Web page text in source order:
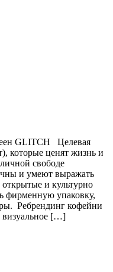
GLITCH Целевая
которые ценят жизнь и
свободе
и умеют выражать
и культурно
фирменную упаковку,
Ребрендинг кофейни
визуальное […]